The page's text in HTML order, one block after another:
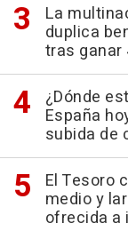
La
duplica
tras ganar
¿Dónde
España
subida de
El Tesoro
medio y
ofrecida a